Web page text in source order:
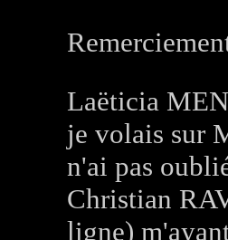
Laëticia
je volais sur
n'ai pas
Christian
ligne)